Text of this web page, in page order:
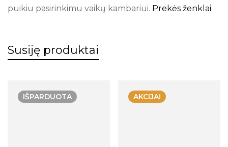
puikiu pasirinkimu vaikų kambariui. Prekės ženklai
Susiję produktai
IŠPARDUOTA AKCIJA!